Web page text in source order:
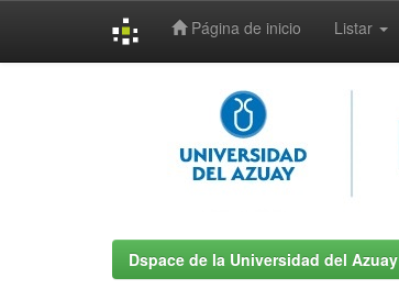
Página de inicio Listar
Dspace de la Universidad del Azuay